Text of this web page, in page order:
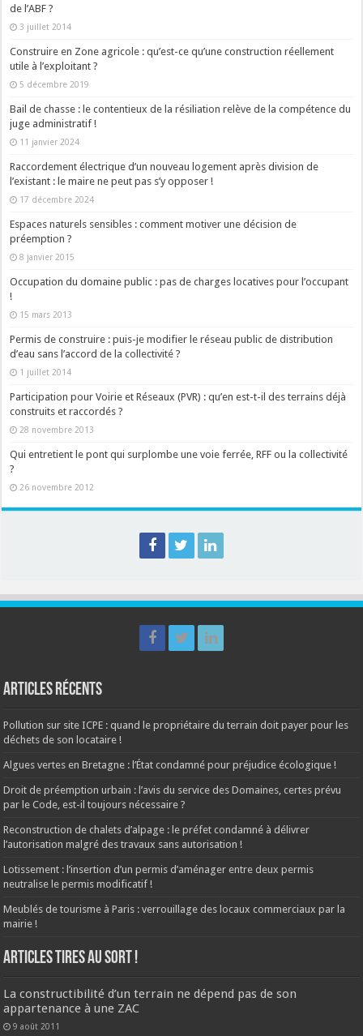
de l’ABF ?
3 juillet 2014
Construire en Zone agricole : qu’est-ce qu’une construction réellement
utile à l’exploitant ?
5 décembre 2019
Bail de chasse : le contentieux de la résiliation relève de la compétence du
juge administratif !
11 janvier 2024
Raccordement électrique d’un nouveau logement après division de
l’existant : le maire ne peut pas s’y opposer !
17 décembre 2024
Espaces naturels sensibles : comment motiver une décision de
préemption ?
8 janvier 2015
Occupation du domaine public : pas de charges locatives pour l’occupant
!
15 mars 2013
Permis de construire : puis-je modifier le réseau public de distribution
d’eau sans l’accord de la collectivité ?
1 juillet 2014
Participation pour Voirie et Réseaux (PVR) : qu’en est-t-il des terrains déjà
construits et raccordés ?
28 novembre 2013
Qui entretient le pont qui surplombe une voie ferrée, RFF ou la collectivité
?
26 novembre 2012
Articles récents
Pollution sur site ICPE : quand le propriétaire du terrain doit payer pour les
déchets de son locataire !
Algues vertes en Bretagne : l’État condamné pour préjudice écologique !
Droit de préemption urbain : l’avis du service des Domaines, certes prévu
par le Code, est-il toujours nécessaire ?
Reconstruction de chalets d’alpage : le préfet condamné à délivrer
l’autorisation malgré des travaux sans autorisation !
Lotissement : l’insertion d’un permis d’aménager entre deux permis
neutralise le permis modificatif !
Meublés de tourisme à Paris : verrouillage des locaux commerciaux par la
mairie !
ARTICLES TIRES AU SORT !
La constructibilité d’un terrain ne dépend pas de son
appartenance à une ZAC
9 août 2011